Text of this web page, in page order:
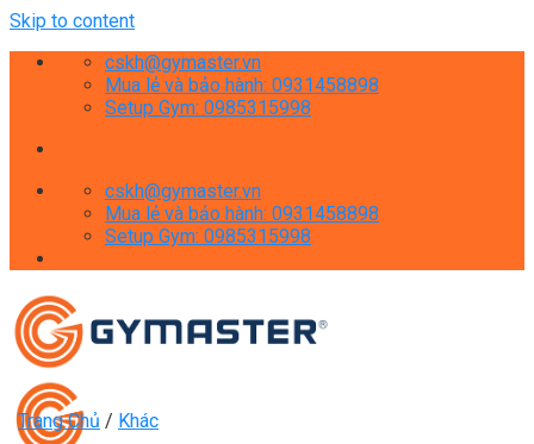
Skip to content
cskh@gymaster.vn
Mua lẻ và bảo hành: 0931458898
Setup Gym: 0985315998
cskh@gymaster.vn
Mua lẻ và bảo hành: 0931458898
Setup Gym: 0985315998
Trang Chủ / Khác